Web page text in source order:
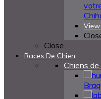
Close
Races De Chien
Chiens de